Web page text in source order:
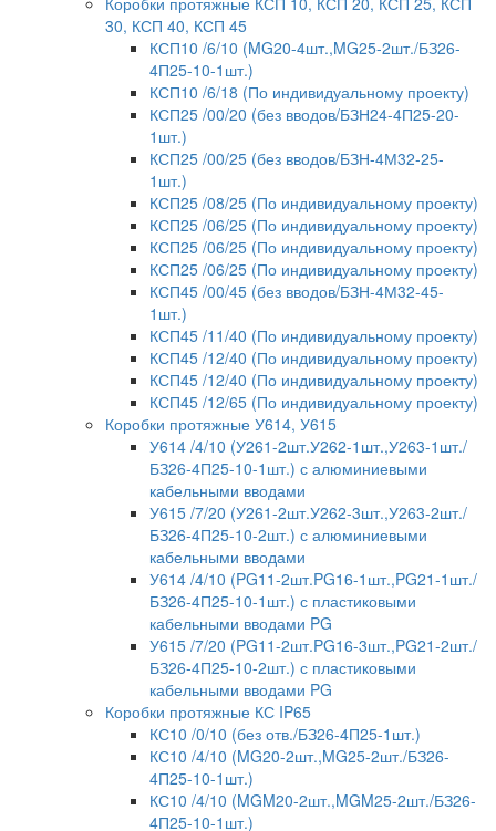
30, КСП 40, КСП 45
КСП10 /6/10 (MG20-4шт.,MG25-2шт./БЗ26-
4П25-10-1шт.)
КСП10 /6/18 (По индивидуальному проекту)
КСП25 /00/20 (без вводов/БЗН24-4П25-20-
1шт.)
КСП25 /00/25 (без вводов/БЗН-4М32-25-
1шт.)
КСП25 /08/25 (По индивидуальному проекту)
КСП25 /06/25 (По индивидуальному проекту)
КСП25 /06/25 (По индивидуальному проекту)
КСП25 /06/25 (По индивидуальному проекту)
КСП45 /00/45 (без вводов/БЗН-4М32-45-
1шт.)
КСП45 /11/40 (По индивидуальному проекту)
КСП45 /12/40 (По индивидуальному проекту)
КСП45 /12/40 (По индивидуальному проекту)
КСП45 /12/65 (По индивидуальному проекту)
Коробки протяжные У614, У615
У614 /4/10 (У261-2шт.У262-1шт.,У263-1шт./
БЗ26-4П25-10-1шт.) с алюминиевыми
кабельными вводами
У615 /7/20 (У261-2шт.У262-3шт.,У263-2шт./
БЗ26-4П25-10-2шт.) с алюминиевыми
кабельными вводами
У614 /4/10 (PG11-2шт.PG16-1шт.,PG21-1шт./
БЗ26-4П25-10-1шт.) с пластиковыми
кабельными вводами PG
У615 /7/20 (PG11-2шт.PG16-3шт.,PG21-2шт./
БЗ26-4П25-10-2шт.) с пластиковыми
кабельными вводами PG
Коробки протяжные КС IP65
КС10 /0/10 (без отв./БЗ26-4П25-1шт.)
КС10 /4/10 (MG20-2шт.,MG25-2шт./БЗ26-
4П25-10-1шт.)
КС10 /4/10 (MGM20-2шт.,MGM25-2шт./БЗ26-
4П25-10-1шт.)